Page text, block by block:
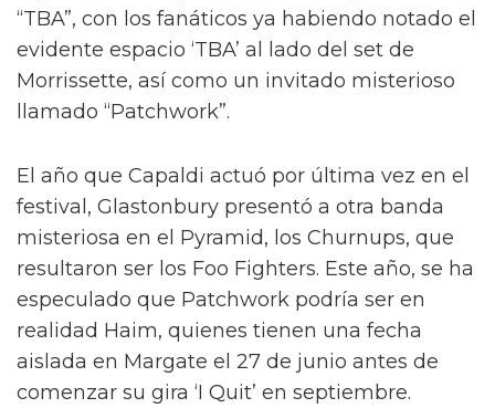
Ahora, el Daily Mail ha afirmado que la familia
Eavis efectivamente está lista para darle la
bienvenida de nuevo al festival. Según la
publicación, Capaldi se presentará en el set
después de Alanis Morrisette el viernes 27 de
junio.
Sus afirmaciones siguen a la publicación de la
alineación completa por parte de los
organizadores, que este año incluye 56 actos
“TBA”, con los fanáticos ya habiendo notado el
evidente espacio ‘TBA’ al lado del set de